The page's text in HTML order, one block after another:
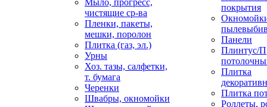
Мыло, прогресс,
чистящие ср-ва
Пленки, пакеты,
мешки, поролон
Плитка (газ, эл.)
Урны
Хоз. тазы, салфетки,
т. бумага
Черенки
Швабры, окномойки
покрытия
Панели
Плинтус/
Плитка
Плитка
Роллеты,